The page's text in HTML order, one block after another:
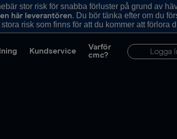
stor risk för snabba förluster på grund av
här leverantören. Du bör tänka efter om du
risk som finns för att du kommer att förlora
Kundservice
Varför
cmc?
Logga